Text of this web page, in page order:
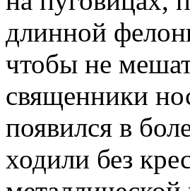
длинной
чтобы не
священники
появился в
ходили без